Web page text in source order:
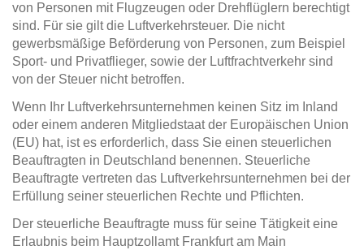
von Personen mit Flugzeugen oder Drehflüglern berechtigt
sind. Für sie gilt die Luftverkehrsteuer. Die nicht
gewerbsmäßige Beförderung von Personen, zum Beispiel
Sport- und Privatflieger, sowie der Luftfrachtverkehr sind
von der Steuer nicht betroffen.
Wenn Ihr Luftverkehrsunternehmen keinen Sitz im Inland
oder einem anderen Mitgliedstaat der Europäischen Union
(EU) hat, ist es erforderlich, dass Sie einen steuerlichen
Beauftragten in Deutschland benennen. Steuerliche
Beauftragte vertreten das Luftverkehrsunternehmen bei der
Erfüllung seiner steuerlichen Rechte und Pflichten.
Der steuerliche Beauftragte muss für seine Tätigkeit eine
Erlaubnis beim Hauptzollamt Frankfurt am Main